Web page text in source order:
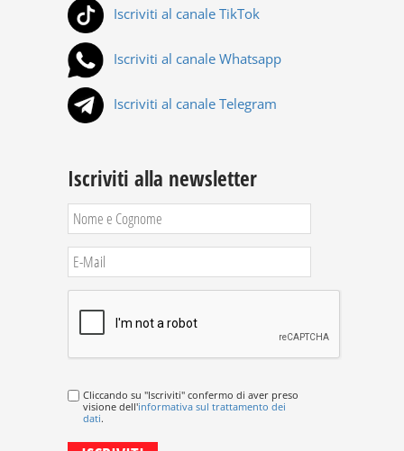
Iscriviti al canale TikTok
Iscriviti al canale Whatsapp
Iscriviti al canale Telegram
Iscriviti alla newsletter
Cliccando su "Iscriviti" confermo di aver preso
visione dell'informativa sul trattamento dei
dati.